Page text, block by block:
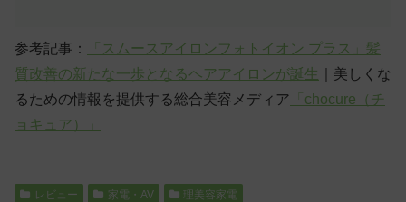
参考記事：
「スムースアイロンフォトイオン プラス」髪
質改善の新たな一歩となるヘアアイロンが誕生
｜美しくな
るための情報を提供する総合美容メディア 「chocure（チ
ョキュア）」
レビュー 家電・AV 理美容家電